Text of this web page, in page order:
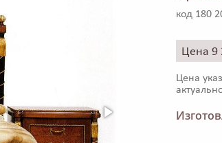
код 180
Цена 9
Цена